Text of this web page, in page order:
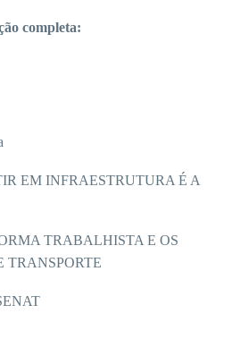
completa:
EM INFRAESTRUTURA É A
TRABALHISTA E OS
TRANSPORTE